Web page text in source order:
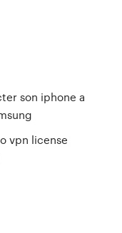
son iphone a
vpn license